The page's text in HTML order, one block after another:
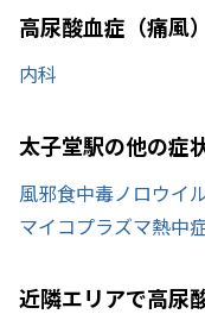
高尿酸血症（痛風
内科
太子堂駅の他の症
風邪食中毒ノロウイ
マイコプラズマ熱中
近隣エリアで高尿